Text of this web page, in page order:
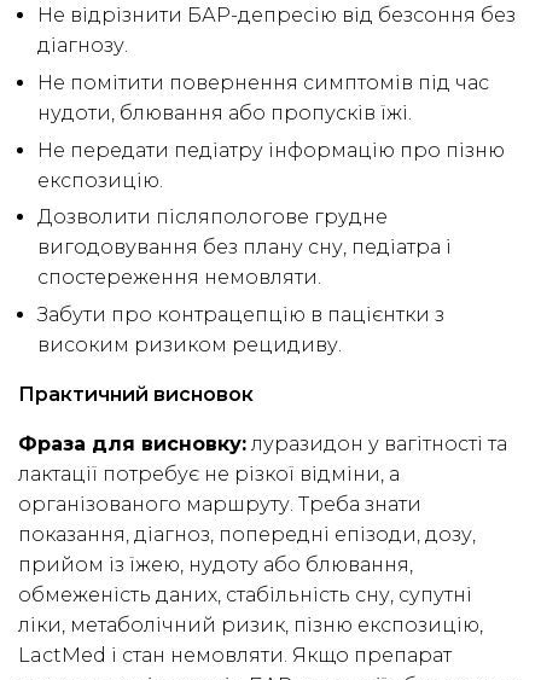
Не відрізнити БАР-депресію від безсоння без
діагнозу.
Не помітити повернення симптомів під час
нудоти, блювання або пропусків їжі.
Не передати педіатру інформацію про пізню
експозицію.
Дозволити післяпологове грудне
вигодовування без плану сну, педіатра і
спостереження немовляти.
Забути про контрацепцію в пацієнтки з
високим ризиком рецидиву.
Практичний висновок
Фраза для висновку: луразидон у вагітності та
лактації потребує не різкої відміни, а
організованого маршруту. Треба знати
показання, діагноз, попередні епізоди, дозу,
прийом із їжею, нудоту або блювання,
обмеженість даних, стабільність сну, супутні
ліки, метаболічний ризик, пізню експозицію,
LactMed і стан немовляти. Якщо препарат